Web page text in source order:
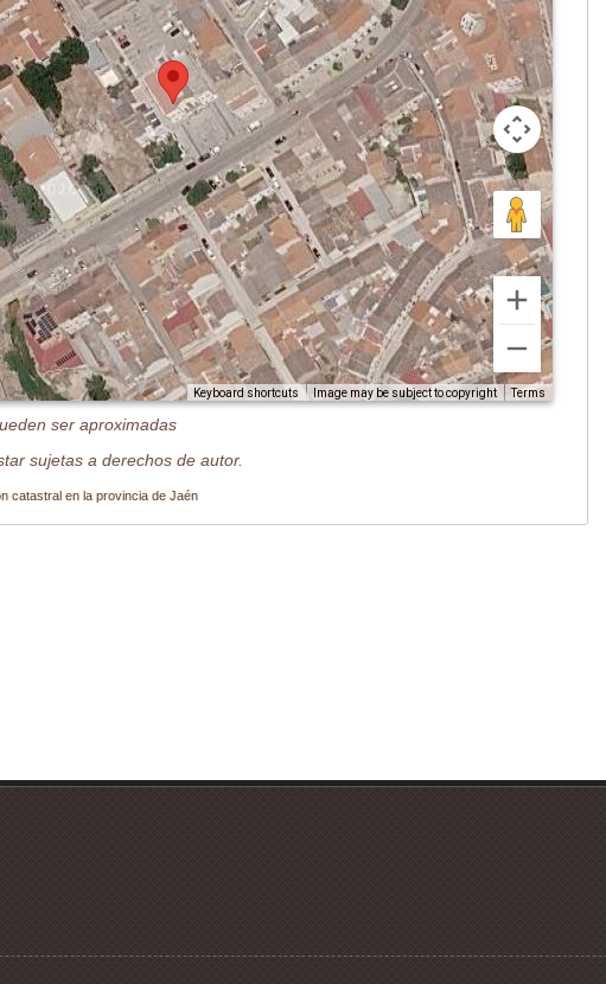
Keyboard shortcuts Image may be subject to copyright Terms
ser aproximadas
sujetas a derechos de autor.
catastral en la provincia de Jaén